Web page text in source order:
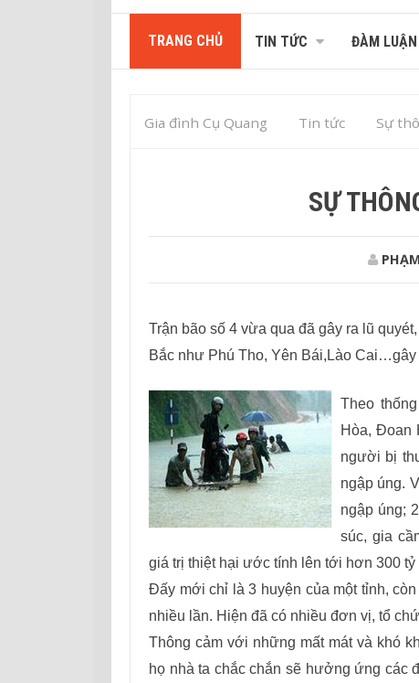
TRANG CHỦ TIN TỨC ĐÀM LUẬN
Gia đình Cụ Quang Tin tức Sự
SỰ
Trận bão số 4 vừa qua đã gây ra lũ
Bắc như Phú Tho, Yên Bái,Lào Cai…
Theo
Hòa, Đoan
người bị
ngập úng.
ngập úng;
súc, gia
giá trị thiệt hại ước tính lên tới hơn 300 tỷ
Đấy mới chỉ là 3 huyện của một tỉnh,
nhiều lần. Hiện đã có nhiều đơn vị, tổ
Thông cảm với những mất mát và khó
họ nhà ta chắc chắn sẽ hưởng ứng các